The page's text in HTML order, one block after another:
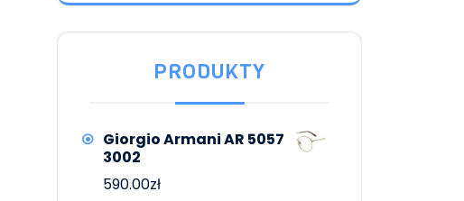
PRODUKTY
Giorgio Armani AR 5057
3002
590.00zł